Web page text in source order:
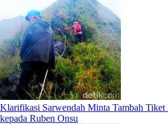
Klarifikasi Sarwendah Minta Tambah
kepada Ruben Onsu